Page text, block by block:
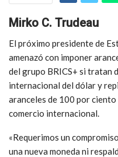
Mirko C. Trudeau
El próximo presidente de
amenazó con imponer
del grupo BRICS+ si tratan
internacional del dólar y
aranceles de 100 por
comercio internacional.
«Requerimos un
una nueva moneda ni